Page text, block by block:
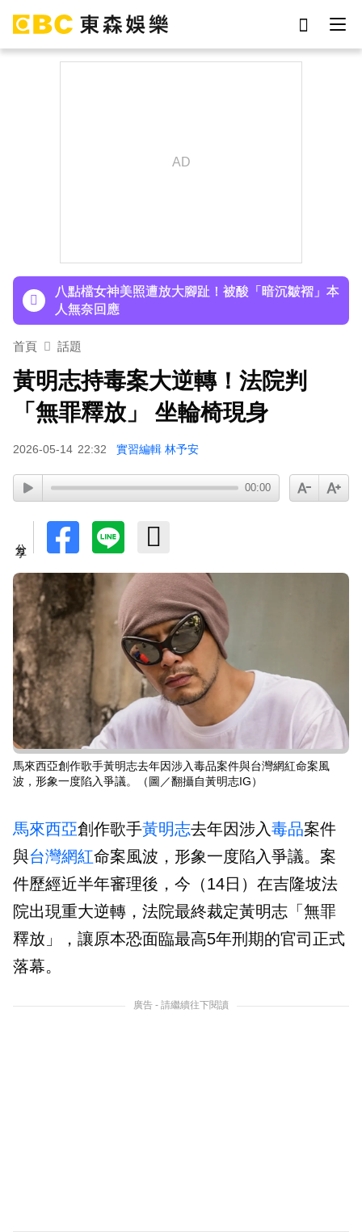
女星 她認了：心很酸
八點檔女神美照遭放大腳趾！被酸「暗沉皺褶」本
人無奈回應
下載東森App，隨時掌握天下大小事！
吳東諺結婚10年超寵妻！「主動帶娃」羨煞人妻
女星 她認了：心很酸
首頁 話題
黃明志持毒案大逆轉！法院判
「無罪釋放」 坐輪椅現身
2026-05-14 22:32 實習編輯 林予安
00:00
馬來西亞創作歌手黃明志去年因涉入毒品案件與台灣網紅命案風
波，形象一度陷入爭議。（圖／翻攝自黃明志IG）
馬來西亞創作歌手黃明志去年因涉入毒品案件
與台灣網紅命案風波，形象一度陷入爭議。案
件歷經近半年審理後，今（14日）在吉隆坡法
院出現重大逆轉，法院最終裁定黃明志「無罪
釋放」，讓原本恐面臨最高5年刑期的官司正式
落幕。
廣告 - 請繼續往下閱讀